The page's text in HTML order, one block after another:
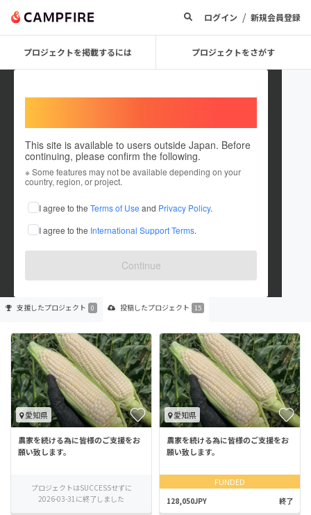
ログイン / 新規会員登録
プロジェクトを掲載するには プロジェクトをさがす
This site is available to users outside Japan. Before
continuing, please confirm the following.
※ Some features may not be available depending on your
country, region, or project.
I agree to the Terms of Use and Privacy Policy.
I agree to the International Support Terms.
Continue
yuujean
これまでに15件のプロジェクトを投稿しています
在住国：未設定
出身国：未設定
支援したプロジェクト 0 投稿したプロジェクト 15
愛知県
農家を続ける為に皆様のご支援をお
願い致します。
プロジェクトはSUCCESSせずに
2026-03-31に終了しました
愛知県
農家を続ける為に皆様のご支援をお
願い致します。
FUNDED
128,050JPY 終了